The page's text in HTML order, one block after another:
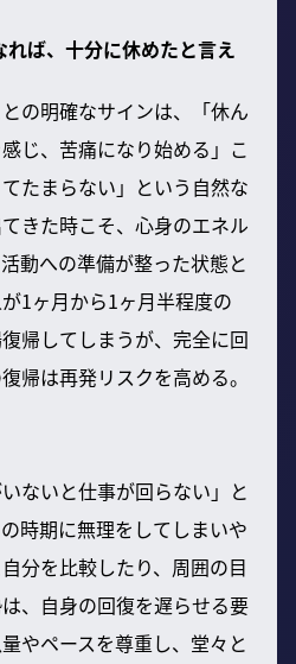
ば、十分に休めたと言え
の明確なサインは、「休ん
じ、苦痛になり始める」こ
たまらない」という自然な
きた時こそ、心身のエネル
動への準備が整った状態と
1ヶ月から1ヶ月半程度の
帰してしまうが、完全に回
帰は再発リスクを高める。
ないと仕事が回らない」と
時期に無理をしてしまいや
分を比較したり、周囲の目
、自身の回復を遅らせる要
やペースを尊重し、堂々と